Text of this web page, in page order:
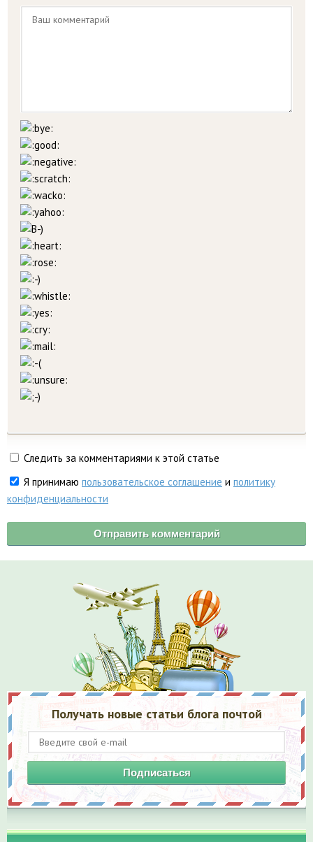
Следить за комментариями к этой статье
Я принимаю пользовательское соглашение и политику
конфиденциальности
Получать новые статьи блога почтой
Подписаться